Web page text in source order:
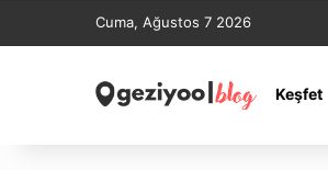
Cuma, Ağustos 7 2026
Keşfet